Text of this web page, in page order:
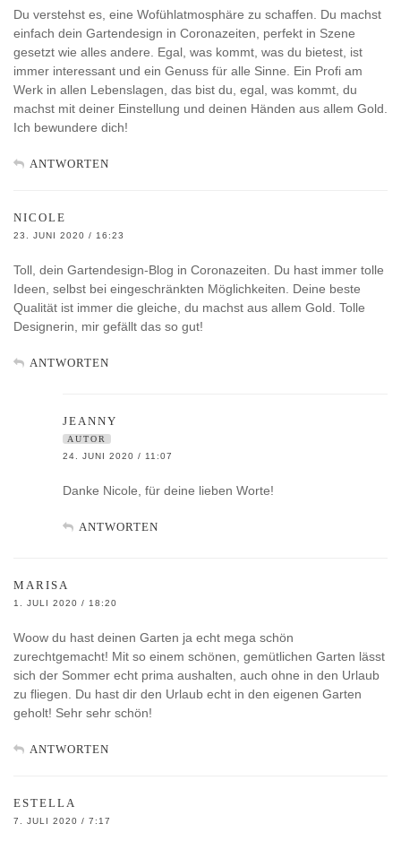
Du verstehst es, eine Wofühlatmosphäre zu schaffen. Du machst
einfach dein Gartendesign in Coronazeiten, perfekt in Szene
gesetzt wie alles andere. Egal, was kommt, was du bietest, ist
immer interessant und ein Genuss für alle Sinne. Ein Profi am
Werk in allen Lebenslagen, das bist du, egal, was kommt, du
machst mit deiner Einstellung und deinen Händen aus allem Gold.
Ich bewundere dich!
ANTWORTEN
NICOLE
23. JUNI 2020 / 16:23
Toll, dein Gartendesign-Blog in Coronazeiten. Du hast immer tolle
Ideen, selbst bei eingeschränkten Möglichkeiten. Deine beste
Qualität ist immer die gleiche, du machst aus allem Gold. Tolle
Designerin, mir gefällt das so gut!
ANTWORTEN
JEANNY
AUTOR
24. JUNI 2020 / 11:07
Danke Nicole, für deine lieben Worte!
ANTWORTEN
MARISA
1. JULI 2020 / 18:20
Woow du hast deinen Garten ja echt mega schön
zurechtgemacht! Mit so einem schönen, gemütlichen Garten lässt
sich der Sommer echt prima aushalten, auch ohne in den Urlaub
zu fliegen. Du hast dir den Urlaub echt in den eigenen Garten
geholt! Sehr sehr schön!
ANTWORTEN
ESTELLA
7. JULI 2020 / 7:17